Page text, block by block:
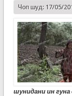
Чоп шуд: 17/05/
шунидани ин